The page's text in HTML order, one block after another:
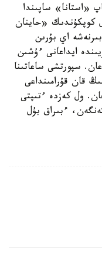
باستاپ «استانا» ساپىندا
2011-جىلى ول كوپكۇندىك «حاينان
اي بۇرىن
ايداعانى ءۇشىن
سپورتشى ساعاتىنا
قان قۇرامىنداعى
پروميللە بولعان. ول كەزدە ءتىپتى
ءبىراق بۇل